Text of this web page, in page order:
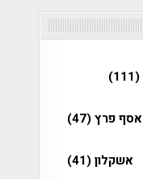
(111)
אסף פרץ(47)
אשקלון(41)